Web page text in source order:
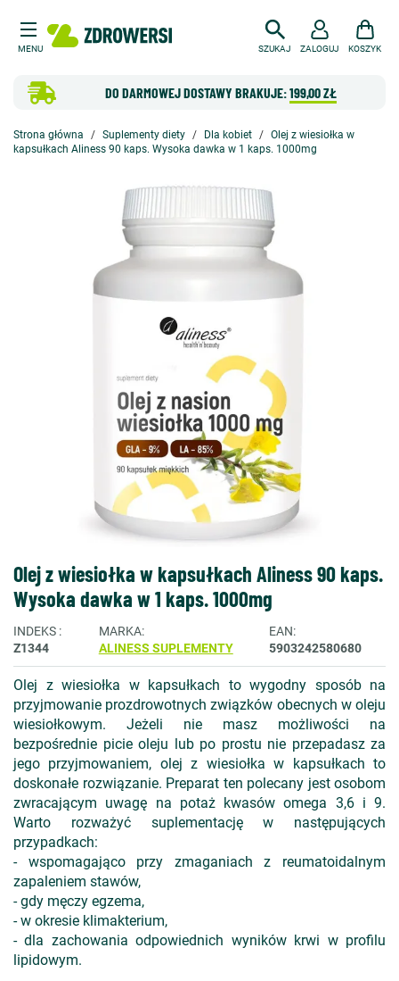
MENU SZUKAJ
DO DARMOWEJ DOSTAWY BRAKUJE:199,00 ZŁ
ZALOGUJ KOSZYK
Strona główna Suplementy diety Dla kobiet
Olej z wiesiołka w
kapsułkach Aliness 90 kaps. Wysoka dawka w 1 kaps. 1000mg
Olej z wiesiołka w kapsułkach Aliness 90 kaps.
Wysoka dawka w 1 kaps. 1000mg
INDEKS
Z1344
MARKA
ALINESS SUPLEMENTY
EAN
5903242580680
Olej z wiesiołka w kapsułkach to wygodny sposób na
przyjmowanie prozdrowotnych związków obecnych w oleju
wiesiołkowym. Jeżeli nie masz możliwości na
bezpośrednie picie oleju lub po prostu nie przepadasz za
jego przyjmowaniem, olej z wiesiołka w kapsułkach to
doskonałe rozwiązanie. Preparat ten polecany jest osobom
zwracającym uwagę na potaż kwasów omega 3,6 i 9.
Warto rozważyć suplementację w następujących
przypadkach:
- wspomagająco przy zmaganiach z reumatoidalnym
zapaleniem stawów,
- gdy męczy egzema,
- w okresie klimakterium,
- dla zachowania odpowiednich wyników krwi w profilu
lipidowym.